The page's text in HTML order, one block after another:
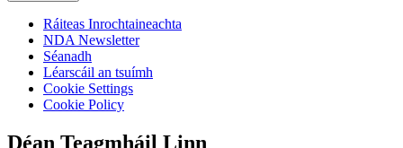
Ráiteas Inrochtaineachta
NDA Newsletter
Séanadh
Léarscáil an tsuímh
Cookie Settings
Cookie Policy
Déan Teagmháil Linn